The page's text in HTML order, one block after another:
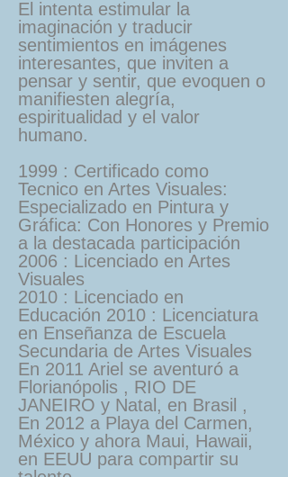
El intenta estimular la
imaginación y traducir
sentimientos en imágenes
interesantes, que inviten a
pensar y sentir, que evoquen o
manifiesten alegría,
espiritualidad y el valor
humano.
1999 : Certificado como
Tecnico en Artes Visuales:
Especializado en Pintura y
Gráfica: Con Honores y Premio
a la destacada participación
2006 : Licenciado en Artes
Visuales
2010 : Licenciado en
Educación 2010 : Licenciatura
en Enseñanza de Escuela
Secundaria de Artes Visuales
En 2011 Ariel se aventuró a
Florianópolis , RIO DE
JANEIRO y Natal, en Brasil ,
En 2012 a Playa del Carmen,
México y ahora Maui, Hawaii,
en EEUU para compartir su